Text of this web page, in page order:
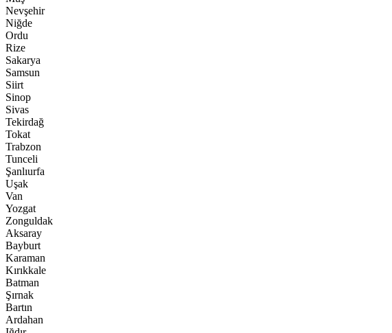
Nevşehir
Niğde
Ordu
Rize
Sakarya
Samsun
Siirt
Sinop
Sivas
Tekirdağ
Tokat
Trabzon
Tunceli
Şanlıurfa
Uşak
Van
Yozgat
Zonguldak
Aksaray
Bayburt
Karaman
Kırıkkale
Batman
Şırnak
Bartın
Ardahan